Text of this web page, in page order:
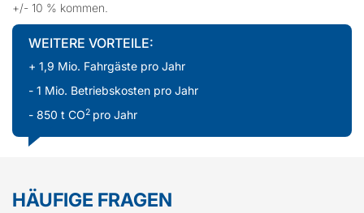
+/- 10 % kommen.
WEITERE VORTEILE:
+ 1,9 Mio. Fahrgäste pro Jahr
- 1 Mio. Betriebskosten pro Jahr
- 850 t CO2 pro Jahr
HÄUFIGE FRAGEN